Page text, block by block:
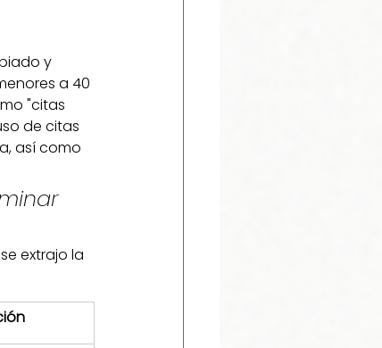
y
a 40
"citas
de citas
así como
extrajo la